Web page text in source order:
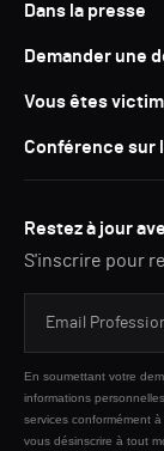
Dans la presse
Demander une
Vous êtes
Conférence sur
Restez à jour
S'inscrire pour
En soumettant votre
informations
services conformément à
vous désinscrire à tout